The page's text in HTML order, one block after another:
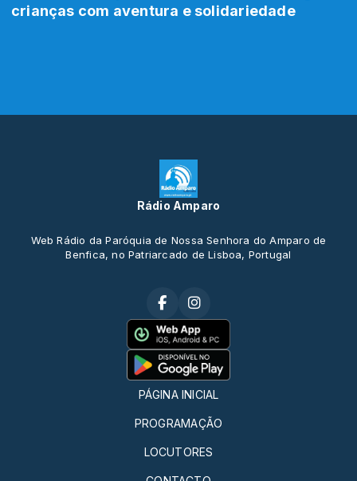
crianças com aventura e solidariedade
Rádio Amparo
Web Rádio da Paróquia de Nossa Senhora do Amparo de
Benfica, no Patriarcado de Lisboa, Portugal
PÁGINA INICIAL
PROGRAMAÇÃO
LOCUTORES